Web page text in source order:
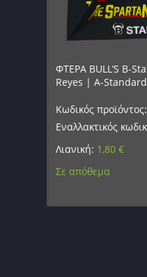
ΦΤΕΡΑ BULL’S B-
Reyes | A-Standard
Κωδικός
Εναλλακτικός
Λιανική: 1,80€
Σε απόθεμα